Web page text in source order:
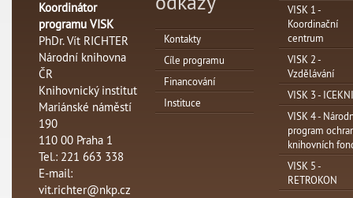
Koordinátor
programu VISK
PhDr. Vít RICHTER
Národní knihovna
ČR
Knihovnický institut
Mariánské náměstí
190
110 00 Praha 1
Tel.: 221 663 338
E-mail:
vit.richter@nkp.cz
Kontakty
Cíle programu
Financování
Instituce
VISK 1 -
Koordinační
centrum
VISK 2 -
Vzdělávání
VISK 3 - ICEKNI
VISK 4 -
program
knihovních
VISK 5 -
RETROKON